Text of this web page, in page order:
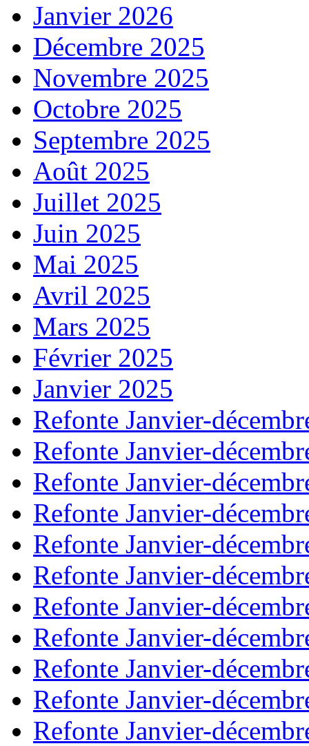
Janvier 2026
Décembre 2025
Novembre 2025
Octobre 2025
Septembre 2025
Août 2025
Juillet 2025
Juin 2025
Mai 2025
Avril 2025
Mars 2025
Février 2025
Janvier 2025
Refonte Janvier-
Refonte Janvier-
Refonte Janvier-
Refonte Janvier-
Refonte Janvier-
Refonte Janvier-
Refonte Janvier-
Refonte Janvier-
Refonte Janvier-
Refonte Janvier-
Refonte Janvier-